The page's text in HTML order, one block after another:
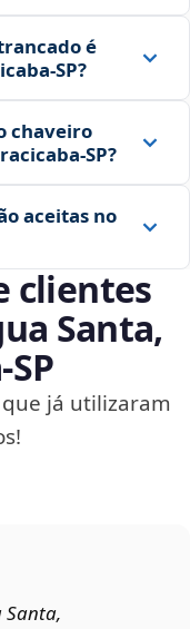
é
chaveiro
aceitas no
clientes
Santa,
já utilizaram
Santa,